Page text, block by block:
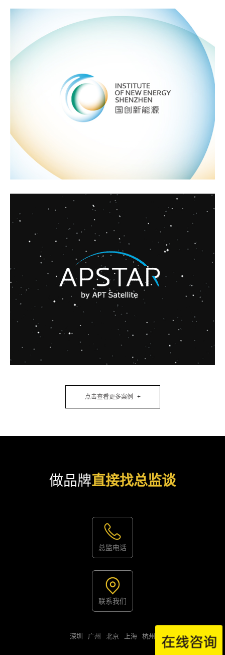
点击查看更多案例
做品牌直接找总监谈
总监电话
联系我们
深圳 广州 北京 上海 杭州